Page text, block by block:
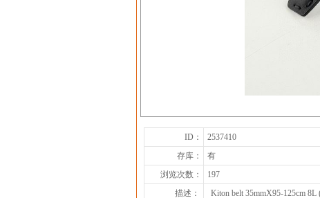
ID： 2537410
存库：
有
浏览次数：
197
描述：
Kiton belt 35mmX95-125cm 8L